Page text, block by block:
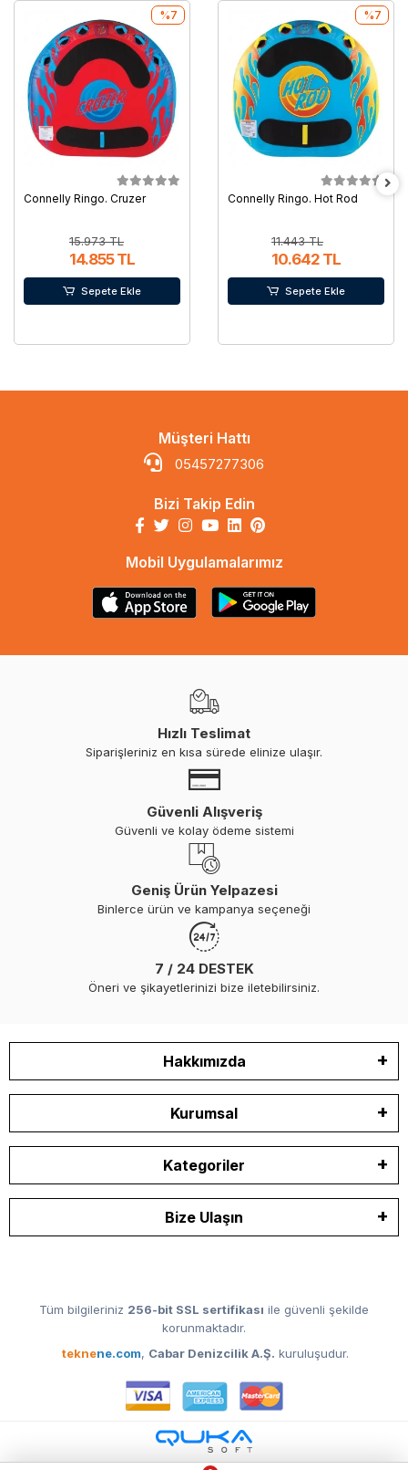
Connelly Ringo. Cruzer
15.973 TL
14.855 TL
%7
Sepete Ekle
Connelly Ringo. Hot Rod
11.443 TL
10.642 TL
%7
Sepete Ekle
Müşteri Hattı
05457277306
Bizi Takip Edin
Mobil Uygulamalarımız
Hızlı Teslimat
Siparişleriniz en kısa sürede elinize ulaşır.
Güvenli Alışveriş
Güvenli ve kolay ödeme sistemi
Geniş Ürün Yelpazesi
Binlerce ürün ve kampanya seçeneği
7 / 24 DESTEK
Öneri ve şikayetlerinizi bize iletebilirsiniz.
Hakkımızda
Kurumsal
Kategoriler
Bize Ulaşın
Tüm bilgileriniz 256-bit SSL sertifikası ile güvenli şekilde
korunmaktadır.
teknene.com, Cabar Denizcilik A.Ş. kuruluşudur.